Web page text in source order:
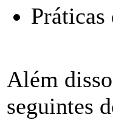
Práticas
Além
seguintes